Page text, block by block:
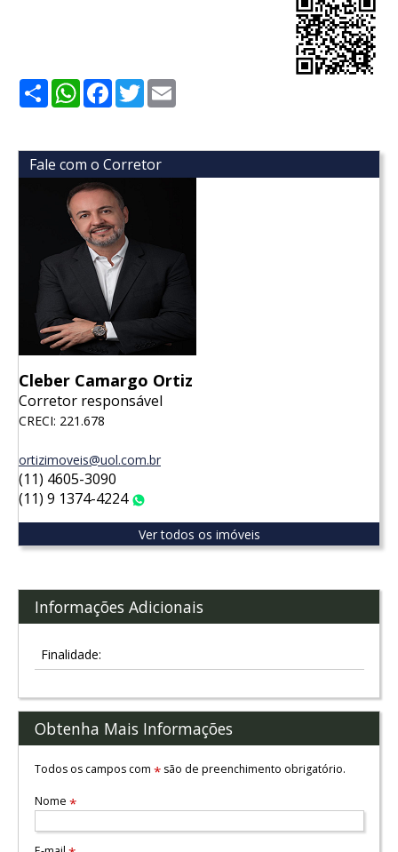
ShareWhatsApp
Facebook
Twitter
Fale com o Corretor
Cleber Camargo Ortiz
Corretor responsável
CRECI: 221.678
ortizimoveis@uol.com.br
(11) 4605-3090
(11) 9 1374-4224
Ver todos os imóveis
Informações Adicionais
Finalidade:
Obtenha Mais Informações
Todos os campos com *são de preenchimento obrigatório.
Nome *